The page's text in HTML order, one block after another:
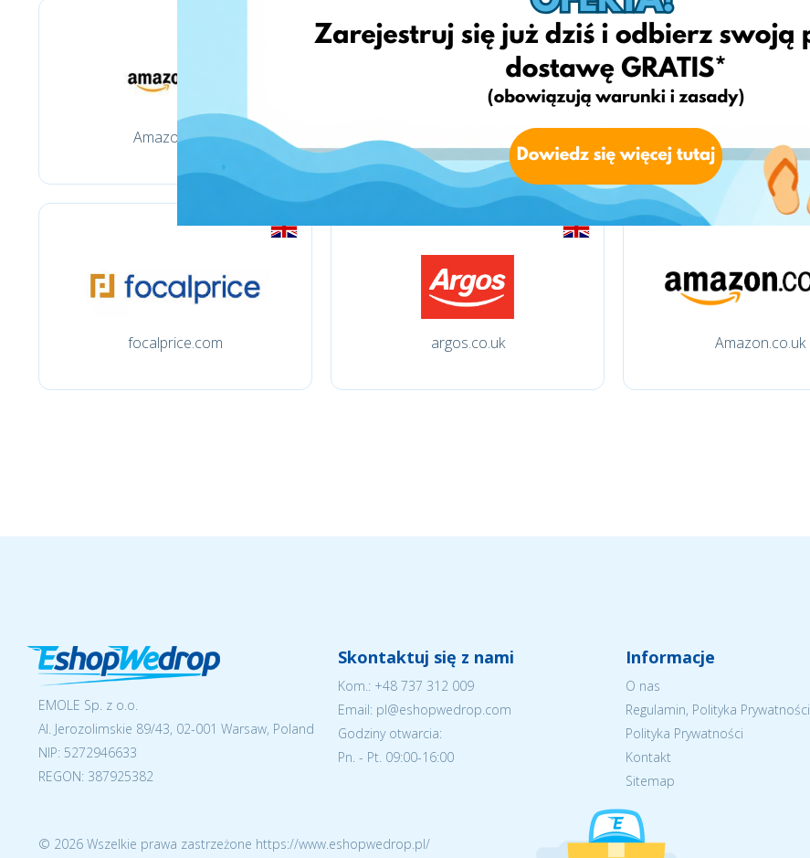
Amazon.com
focalprice.com argos.co.uk Amazon.co.uk
EMOLE Sp. z o.o.
Al. Jerozolimskie 89/43, 02-001 Warsaw, Poland
NIP: 5272946633
REGON: 387925382
Skontaktuj się z nami
Kom.: +48 737 312 009
Email: pl@eshopwedrop.com
Godziny otwarcia:
Pn. - Pt. 09:00-16:00
Informacje
O nas
Regulamin, Polityka Prywatności
Polityka Prywatności
Kontakt
Sitemap
© 2026 Wszelkie prawa zastrzeżone https://www.eshopwedrop.pl/